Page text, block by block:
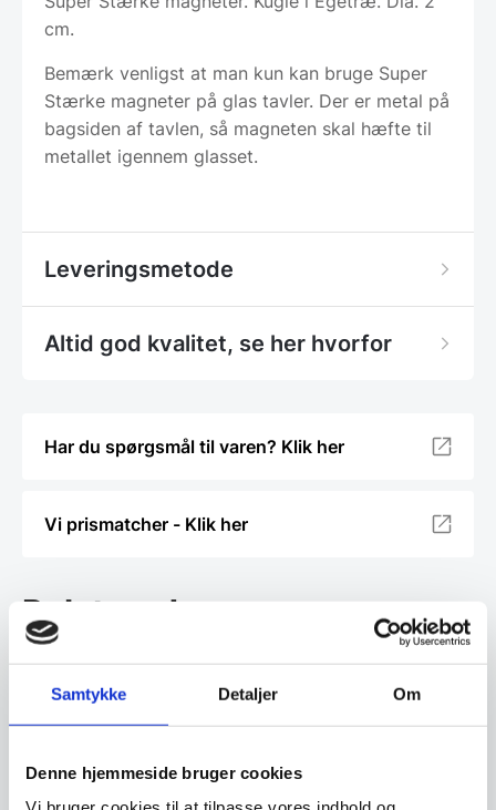
Samtykke Detaljer Om
Denne hjemmeside bruger cookies
cm.
Bemærk venligst at man kun kan bruge Super
Stærke magneter på glas tavler. Der er metal på
bagsiden af tavlen, så magneten skal hæfte til
metallet igennem glasset.
Leveringsmetode
Altid god kvalitet, se her hvorfor
Har du spørgsmål til varen? Klik her
Vi prismatcher - Klik her
Relaterede varer